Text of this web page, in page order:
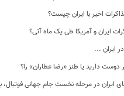
اخیر با ایران چیست؟
ایران و آمریکا طی یک ماه آتی؟
ایران ...
دوست دارید یا طنز «رضا عطاران» را؟
در مرحله نخست جام جهانی فوتبال،